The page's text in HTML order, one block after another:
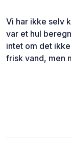
Vi har ikke selv
var et hul
intet om det
frisk vand, men